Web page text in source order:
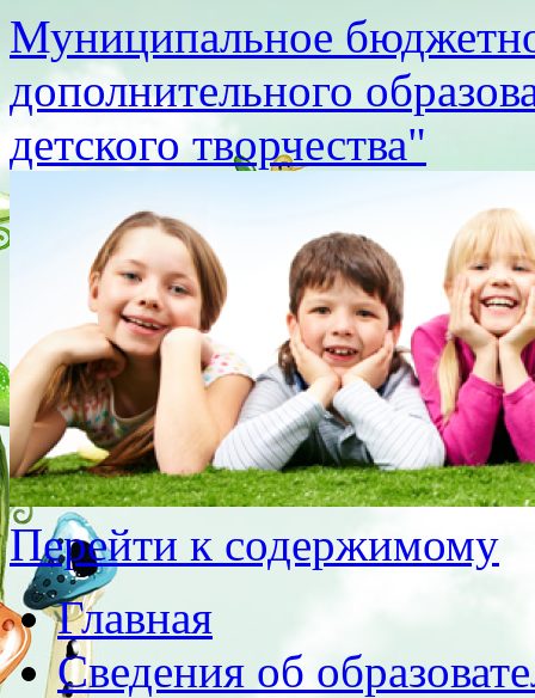
Муниципальное
дополнительного
детского творчества"
Перейти к содержимому
Главная
Сведения об